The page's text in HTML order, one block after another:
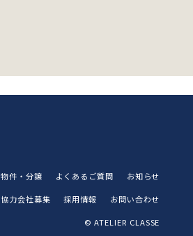
物件・分譲 よくあるご質問 お知らせ
協力会社募集 採用情報 お問い合わせ
© ATELIER CLASSE